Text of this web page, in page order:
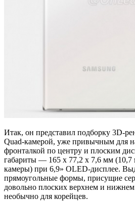
Итак, он представил подборку 3D-
Quad-камерой, уже привычным для
фронталкой по центру и плоским
габариты — 165 х 77,2 х 7,6 мм (10,7
камеры) при 6,9» OLED-дисплее.
прямоугольные формы, присущие
довольно плоских верхнем и
необычно для корейцев.